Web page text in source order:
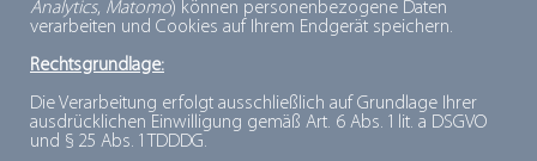
Analytics, Matomo) können personenbezogene Daten
verarbeiten und Cookies auf Ihrem Endgerät speichern.
Rechtsgrundlage:
Die Verarbeitung erfolgt ausschließlich auf Grundlage Ihrer
ausdrücklichen Einwilligung gemäß Art. 6 Abs. 1 lit. a DSGVO
und § 25 Abs. 1 TDDDG.
zumindest verringert werden. Der einzige Weg führt
jedoch nicht nur auf die Minderung von Risiken. Das
zentrale Anliegen ist mehrQualität: Umwelt- und
Lebensqualität ebenso wie Produktqualität. Das